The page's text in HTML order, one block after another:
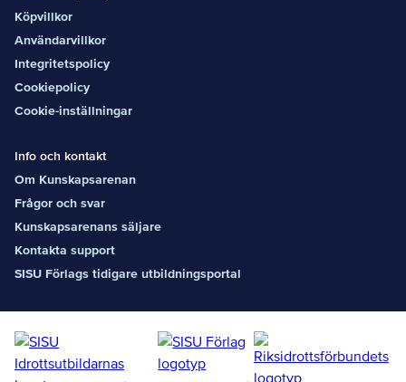
Köpvillkor
Användarvillkor
Integritetspolicy
Cookiepolicy
Cookie-inställningar
Info och kontakt
Om Kunskapsarenan
Frågor och svar
Kunskapsarenans säljare
Kontakta support
SISU Förlags tidigare utbildningsportal